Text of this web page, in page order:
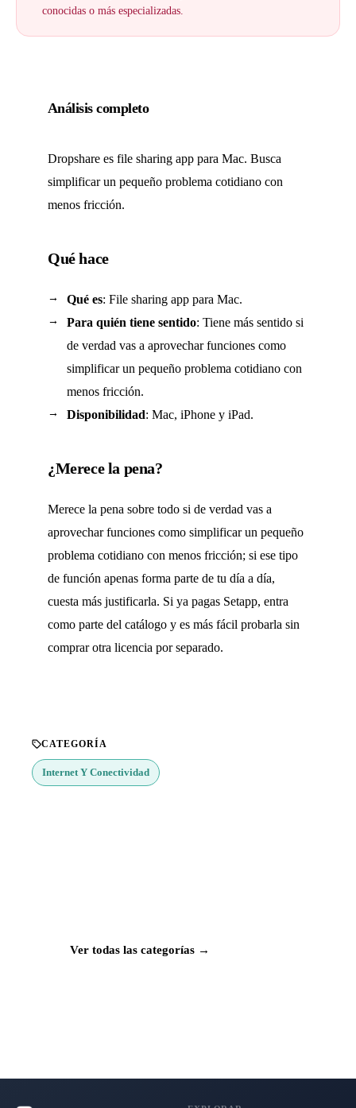
conocidas o más especializadas.
Análisis completo
Dropshare es file sharing app para Mac. Busca
simplificar un pequeño problema cotidiano con
menos fricción.
Qué hace
Qué es: File sharing app para Mac.
Para quién tiene sentido: Tiene más sentido si
de verdad vas a aprovechar funciones como
simplificar un pequeño problema cotidiano con
menos fricción.
Disponibilidad: Mac, iPhone y iPad.
¿Merece la pena?
Merece la pena sobre todo si de verdad vas a
aprovechar funciones como simplificar un pequeño
problema cotidiano con menos fricción; si ese tipo
de función apenas forma parte de tu día a día,
cuesta más justificarla. Si ya pagas Setapp, entra
como parte del catálogo y es más fácil probarla sin
comprar otra licencia por separado.
CATEGORÍA
Internet Y Conectividad
Ver todas las categorías →